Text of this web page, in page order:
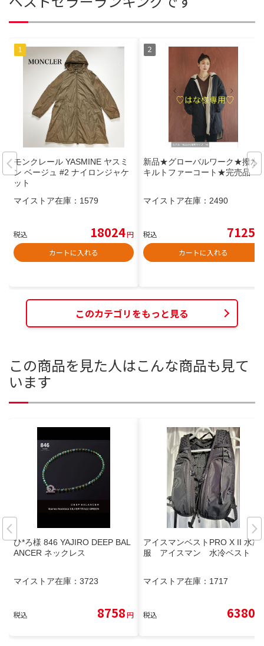
モンクレール YASMINE ヤスミ
ン ベージュ #2 ナイロンジャケ
ット
マイストア在庫： 1579
税込 18024円
カートに入れる
新品★グローバルワーク★撥水
キルトファーコート★完売品
マイストア在庫： 2490
税込 7125
カートに入れる
このカテゴリをもっと見る
この商品を見た人はこんな商品も見て
います
ひ*ろ様 846 YAJIRO DEEP BAL
ANCER ネックレス
マイストア在庫： 3723
税込 8758円
アイスマンベストPRO X II 水冷
服 アイスマン 水冷ベスト
マイストア在庫： 1717
税込 6380